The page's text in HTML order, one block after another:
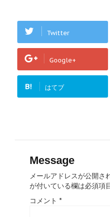
Twitter
Google+
B! はてブ
Message
メールアドレスが公開さ
が付いている欄は必須項
コメント *